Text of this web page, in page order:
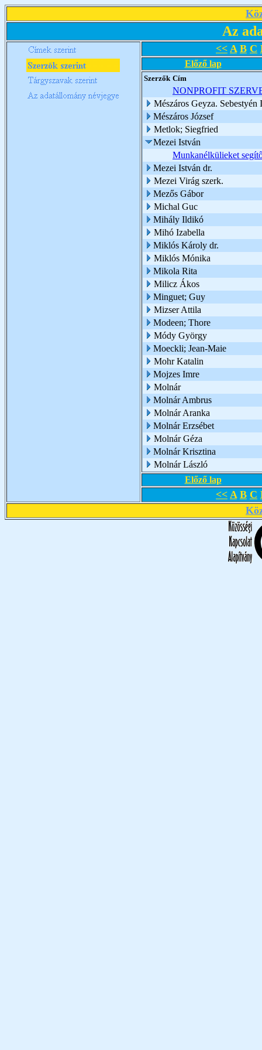
Az
<< A B C
Előző lap
Szerzők Cím
NONPROFIT
Mészáros Geyza. Sebestyén
Mészáros József
Metlok; Siegfried
Mezei István
Munkanélkülieket
Mezei István dr.
Mezei Virág szerk.
Mezős Gábor
Michal Guc
Mihály Ildikó
Mihó Izabella
Miklós Károly dr.
Miklós Mónika
Mikola Rita
Milicz Ákos
Minguet; Guy
Mizser Attila
Modeen; Thore
Módy György
Moeckli; Jean-Maie
Mohr Katalin
Mojzes Imre
Molnár
Molnár Ambrus
Molnár Aranka
Molnár Erzsébet
Molnár Géza
Molnár Krisztina
Molnár László
Előző lap
<< A B C